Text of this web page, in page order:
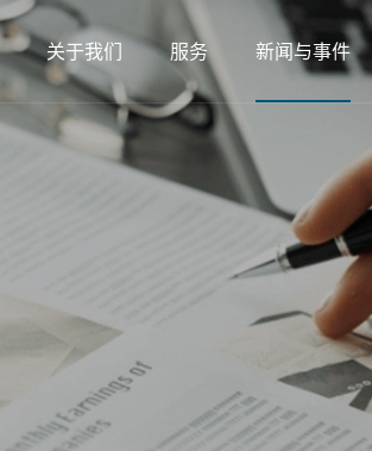
关于我们 服务 新闻与事件